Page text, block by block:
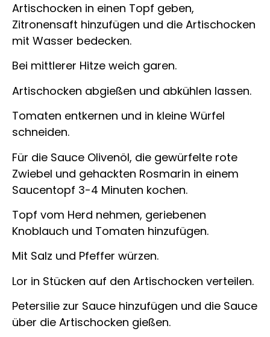
Artischocken in einen Topf geben,
Zitronensaft hinzufügen und die Artischocken
mit Wasser bedecken.
Bei mittlerer Hitze weich garen.
Artischocken abgießen und abkühlen lassen.
Tomaten entkernen und in kleine Würfel
schneiden.
Für die Sauce Olivenöl, die gewürfelte rote
Zwiebel und gehackten Rosmarin in einem
Saucentopf 3-4 Minuten kochen.
Topf vom Herd nehmen, geriebenen
Knoblauch und Tomaten hinzufügen.
Mit Salz und Pfeffer würzen.
Lor in Stücken auf den Artischocken verteilen.
Petersilie zur Sauce hinzufügen und die Sauce
über die Artischocken gießen.